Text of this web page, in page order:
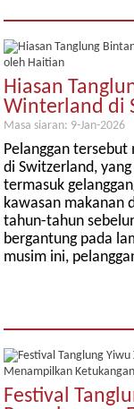
Hiasan
Winterland di
Masa siaran: 9-Jan-2026
Pelanggan
di Switzerland,
termasuk
kawasan makanan
tahun-tahun
bergantung pada
musim ini,
Festival